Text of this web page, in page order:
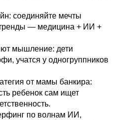
соединяйте мечты
— медицина + ИИ +
мышление: дети
учатся у одногруппников
от мамы банкира:
ребенок сам ищет
по волнам ИИ,